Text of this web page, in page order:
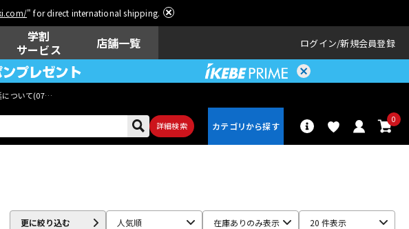
" for direct international shipping.
学割
サービス
店舗一覧 ログイン 新規会員登録
について(07月29日
詳細検索
0
更に絞り込む 人気順 在庫ありのみ表示 20 件表示